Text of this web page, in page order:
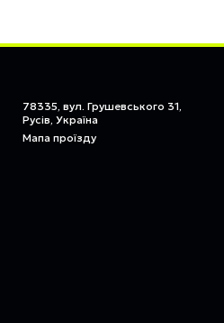
78335, вул. Грушевського 31,
Русів, Україна
Мапа проїзду